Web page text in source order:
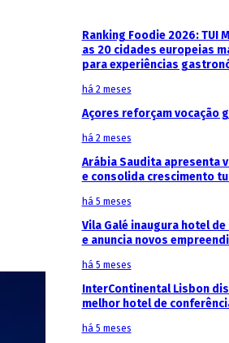
Ranking Foodie 2026: TUI
as 20 cidades europeias
para experiências
há 2 meses
Açores reforçam vocação
há 2 meses
Arábia Saudita apresenta
e consolida crescimento
há 5 meses
Vila Galé inaugura hotel de
e anuncia novos
há 5 meses
InterContinental Lisbon
melhor hotel de
há 5 meses